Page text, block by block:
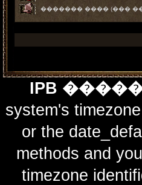
������� ���� (���
IPB
system's
or the
methods and
timezone